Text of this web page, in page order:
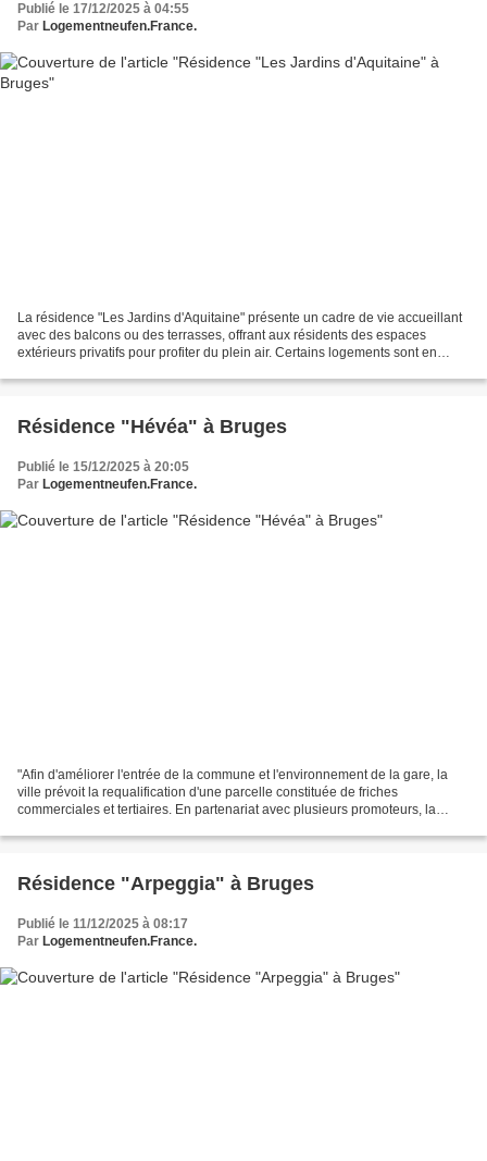
Publié le 17/12/2025 à 04:55
Par Logementneufen.France.
La résidence "Les Jardins d'Aquitaine" présente un cadre de vie accueillant
avec des balcons ou des terrasses, offrant aux résidents des espaces
extérieurs privatifs pour profiter du plein air. Certains logements sont en
Résidence "Hévéa" à Bruges
Publié le 15/12/2025 à 20:05
Par Logementneufen.France.
"Afin d'améliorer l'entrée de la commune et l'environnement de la gare, la
ville prévoit la requalification d'une parcelle constituée de friches
commerciales et tertiaires. En partenariat avec plusieurs promoteurs, la
Résidence "Arpeggia" à Bruges
Publié le 11/12/2025 à 08:17
Par Logementneufen.France.